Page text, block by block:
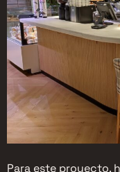
Para este proyecto,